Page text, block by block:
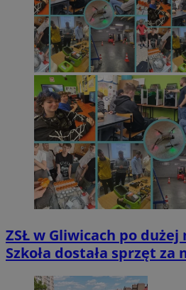
ZSŁ w Gliwicach po
Szkoła dostała sprzęt za